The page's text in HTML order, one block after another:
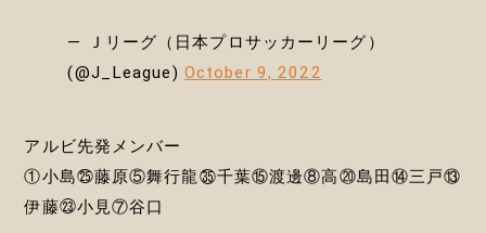
— Ｊリーグ（日本プロサッカーリーグ）
(@J_League) October 9, 2022
アルビ先発メンバー
①小島㉕藤原⑤舞行龍㉟千葉⑮渡邊⑧高⑳島田⑭三戸⑬
伊藤㉓小見⑦谷口